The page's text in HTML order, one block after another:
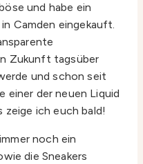
und habe ein
Camden eingekauft.
Zukunft tagsüber
und schon seit
einer der neuen Liquid
zeige ich euch bald!
noch ein
die Sneakers